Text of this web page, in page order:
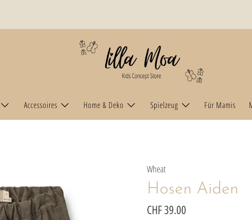
Accessoires Home & Deko Spielzeug Für Mamis
Wheat
Hosen Aiden
CHF 39.00